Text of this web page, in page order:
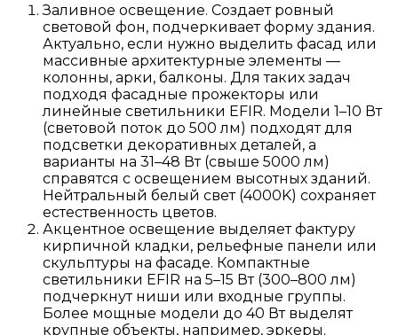
Заливное освещение. Создает ровный
световой фон, подчеркивает форму здания.
Актуально, если нужно выделить фасад или
массивные архитектурные элементы —
колонны, арки, балконы. Для таких задач
подходя фасадные прожекторы или
линейные светильники EFIR. Модели 1–10 Вт
(световой поток до 500 лм) подходят для
подсветки декоративных деталей, а
варианты на 31–48 Вт (свыше 5000 лм)
справятся с освещением высотных зданий.
Нейтральный белый свет (4000K) сохраняет
естественность цветов.
Акцентное освещение выделяет фактуру
кирпичной кладки, рельефные панели или
скульптуры на фасаде. Компактные
светильники EFIR на 5–15 Вт (300–800 лм)
подчеркнут ниши или входные группы.
Более мощные модели до 40 Вт выделят
крупные объекты, например, эркеры.